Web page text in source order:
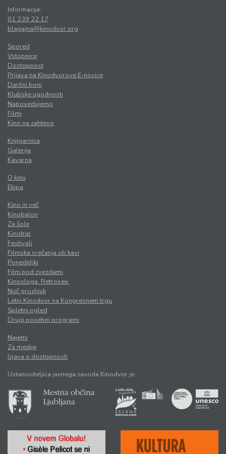
Informacije:
01 239 22 17
blagajna@kinodvor.org
Spored
Vstopnice
Dostopnost
Prijava na Kinodvorove E-novice
Darilni boni
Klubske ugodnosti
Napovedujemo
Filmi
Kino na zahtevo
Knjigarnica
Galerija
Kavarna
O kinu
Ekipa
Kino in več
Kinobalon
Za šole
Kinotrip
Festivali
Filmska srečanja ob kavi
Ponedeljki
Film pod zvezdami
Kinosloga. Retrosex.
Noč grozljivk
Letni Kinodvor na Kongresnem trgu
Spletni ogled
Drugi posebni programi
Najemi
Za medije
Izjava o dostopnosti
Ustanoviteljica javnega zavoda Kinodvor je: